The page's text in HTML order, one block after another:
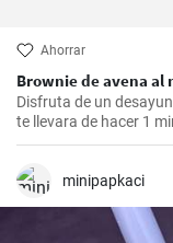
Ahorrar
Brownie de avena
Disfruta de un
te llevara de hacer 1
minipapkaci